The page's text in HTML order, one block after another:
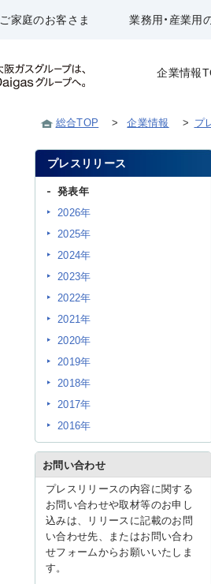
ご家庭のお客さま 業務用・産業用
企業情報
総合TOP > 企業情報 > プ
プレスリリース
発表年
2026年
2025年
2024年
2023年
2022年
2021年
2020年
2019年
2018年
2017年
2016年
お問い合わせ
プレスリリースの内容に関する
お問い合わせや取材等のお申し
込みは、リリースに記載のお問
い合わせ先、またはお問い合わ
せフォームからお願いいたしま
す。